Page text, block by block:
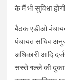
के मैं भी सुविधा
बैठक एडीओ पंचायत
पंचायत सचिव
अधिकारी आदि
सस्ते गल्ले की